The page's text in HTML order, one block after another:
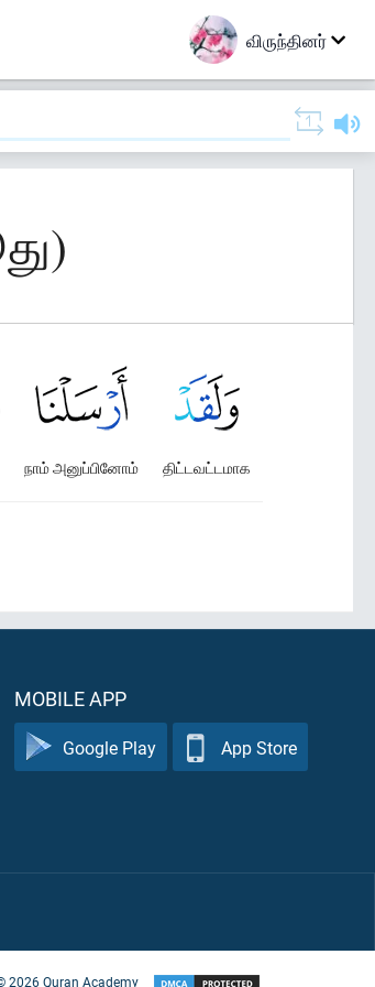
விருந்தினர்
திட்டவட்டமாக
நாம் அனுப்பினோம்
MOBILE APP
Google Play App Store
2026Quran Academy